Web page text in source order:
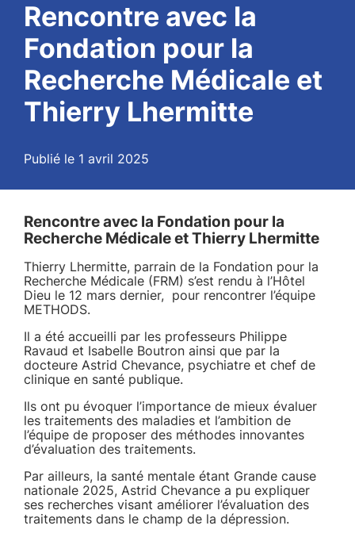
Rencontre avec la
Fondation pour la
Recherche Médicale et
Thierry Lhermitte
Publié le 1 avril 2025
Rencontre avec la Fondation pour la
Recherche Médicale et Thierry Lhermitte
Thierry Lhermitte, parrain de la Fondation pour la
Recherche Médicale (FRM) s’est rendu à l’Hôtel
Dieu le 12 mars dernier, pour rencontrer l’équipe
METHODS.
Il a été accueilli par les professeurs Philippe
Ravaud et Isabelle Boutron ainsi que par la
docteure Astrid Chevance, psychiatre et chef de
clinique en santé publique.
Ils ont pu évoquer l’importance de mieux évaluer
les traitements des maladies et l’ambition de
l’équipe de proposer des méthodes innovantes
d’évaluation des traitements.
Par ailleurs, la santé mentale étant Grande cause
nationale 2025, Astrid Chevance a pu expliquer
ses recherches visant améliorer l’évaluation des
traitements dans le champ de la dépression.